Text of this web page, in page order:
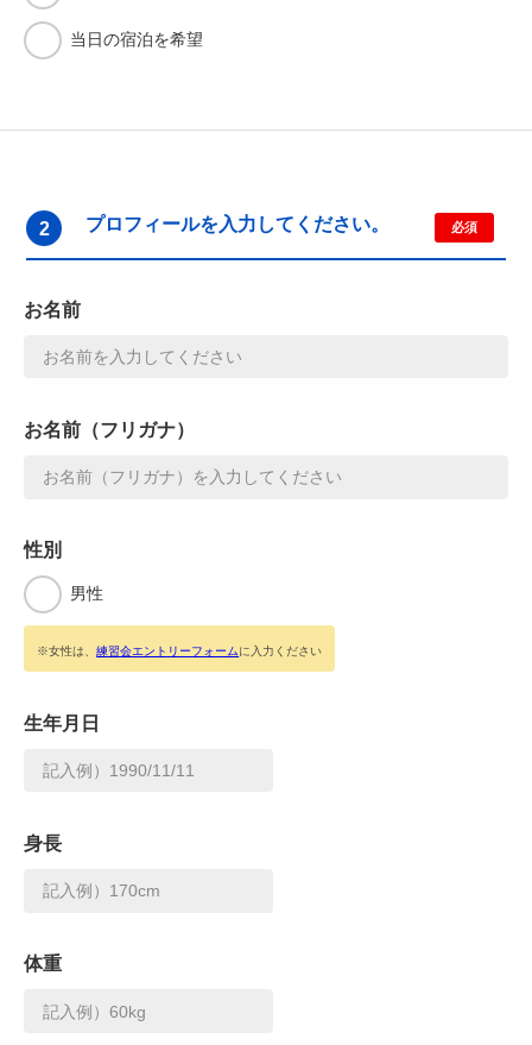
当日の宿泊を希望
2 プロフィールを入力してください。 必須
お名前
お名前（フリガナ）
性別
男性
※女性は、練習会エントリーフォームに入力ください
生年月日
身長
体重